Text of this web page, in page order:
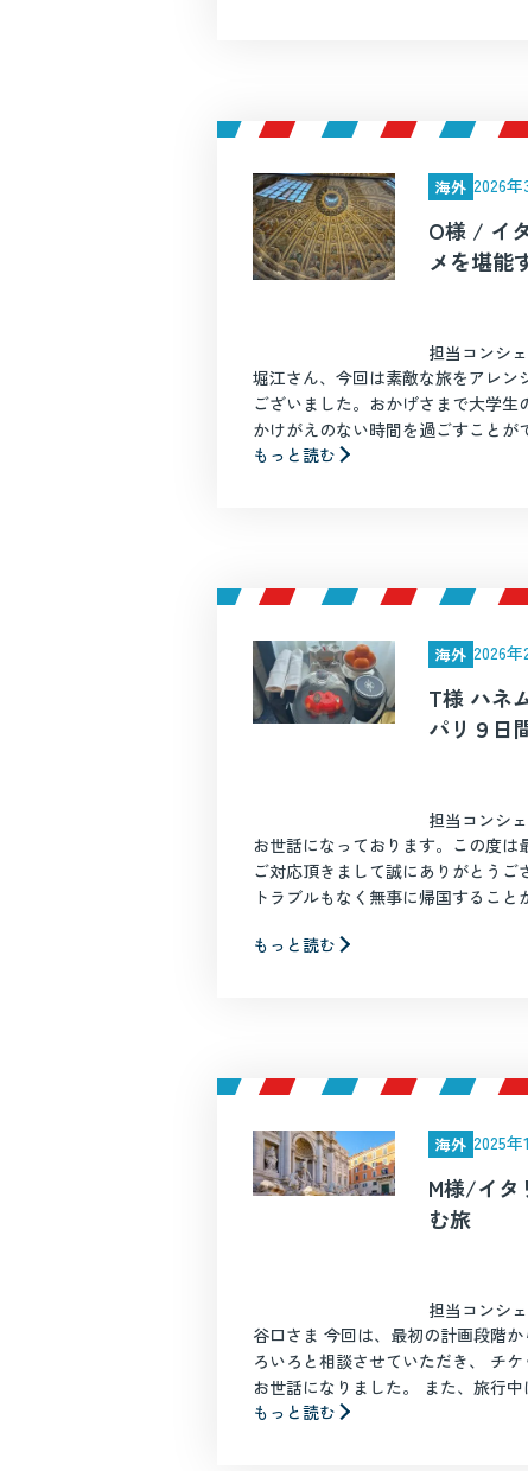
海外 2026
O様 / イ
メを堪能
担当コンシ
堀江さん、今回は素敵な旅をアレン
ございました。おかげさまで大学
かけがえのない時間を過ごすことが
もっと読む
海外 2026
T様 ハネ
パリ９日
担当コンシ
お世話になっております。この度は
ご対応頂きまして誠にありがとう
トラブルもなく無事に帰国すること
もっと読む
海外 2025
M様/イタ
む旅
担当コンシ
谷口さま 今回は、最初の計画段階
ろいろと相談させていただき、 チ
お世話になりました。 また、旅行中
もっと読む